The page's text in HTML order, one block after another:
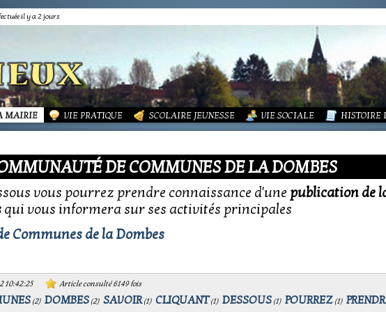
il y a 2 jours
MAIRIE VIE PRATIQUE SCOLAIRE JEUNESSE VIE SOCIALE HISTOIRE
DE COMMUNES DE LA DOMBES
vous pourrez prendre connaissance d'une publication de
qui vous informera sur ses activités principales
Communes de la Dombes
10:42:25
Article consulté 6149 fois
(2) DOMBES (2) SAVOIR(1) CLIQUANT(1) DESSOUS (1) POURREZ (1)
ARTISANS
LOCAL URBANISME (PLU)
ANNONCES DE LA MAIRIE
ORDURES MÉNAGÈRES ET ASSAINISSEMENT
ASSOCIATIONS
LA VIE DES ASSOCIATIONS
GROUPEMENT PAROISSIAL
ECOLE PUBLIQUE - INFORMATIONS
PÔLE ENFANCE
ECOLE PRIVÉE
ACTION SOCIALE
LA PETITE
PHOTOS